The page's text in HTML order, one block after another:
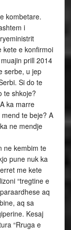
kombetare.
i
kete e konfirmoi
prill 2014
serbe, u jep
Si do te
te shkoje?
ka marre
te beje? A
ne mendje
ne kembim te
pune nuk ka
me kete
“tregtine e
aq
aq sa
Kesaj
“Rruga e